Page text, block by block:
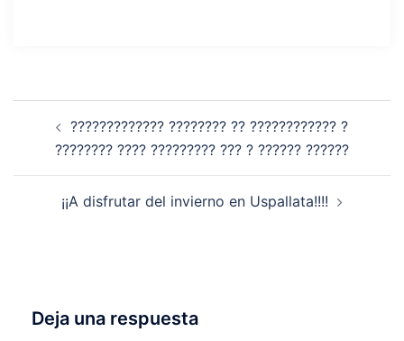
????????????? ???????? ?? ???????????? ?
???????? ???? ????????? ??? ? ?????? ??????
¡¡A disfrutar del invierno en Uspallata!!!!
Deja una respuesta